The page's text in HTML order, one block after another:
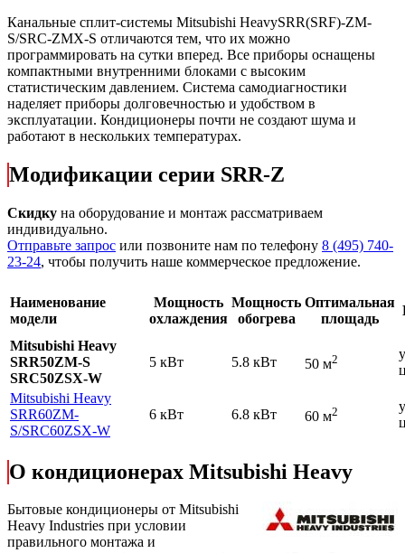
Канальные сплит-системы Mitsubishi HeavySRR(SRF)-ZМ-
S/SRC-ZMX-S отличаются тем, что их можно
программировать на сутки вперед. Все приборы оснащены
компактными внутренними блоками с высоким
статистическим давлением. Система самодиагностики
наделяет приборы долговечностью и удобством в
эксплуатации. Кондиционеры почти не создают шума и
работают в нескольких температурах.
Модификации серии SRR-Z
Скидку на оборудование и монтаж рассматриваем
индивидуально.
Отправьте запрос или позвоните нам по телефону 8 (495) 740-
23-24, чтобы получить наше коммерческое предложение.
Наименование
модели
Мощность
охлаждения
Мощность
обогрева
Оптимальная
площадь
Mitsubishi Heavy
SRR50ZМ-S
SRC50ZSX-W
5 кВт 5.8 кВт 50 м2
Mitsubishi Heavy
SRR60ZМ-
S/SRC60ZSX-W
6 кВт 6.8 кВт 60 м2
О кондиционерах Mitsubishi Heavy
Бытовые кондиционеры от Mitsubishi
Heavy Industries при условии
правильного монтажа и